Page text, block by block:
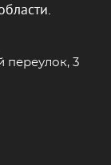
переулок, 3